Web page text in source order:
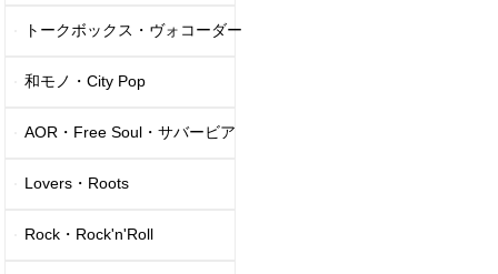
トークボックス・ヴォコーダー
和モノ・City Pop
AOR・Free Soul・サバービア
Lovers・Roots
Rock・Rock'n'Roll